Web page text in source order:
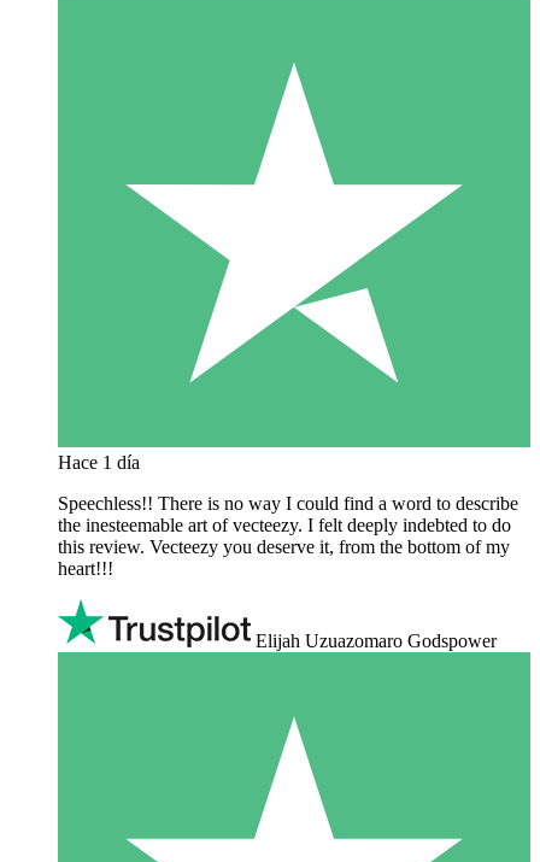
Hace 1 día
Speechless!! There is no way I could find a word to describe
the inesteemable art of vecteezy. I felt deeply indebted to do
this review. Vecteezy you deserve it, from the bottom of my
heart!!!
Elijah Uzuazomaro Godspower